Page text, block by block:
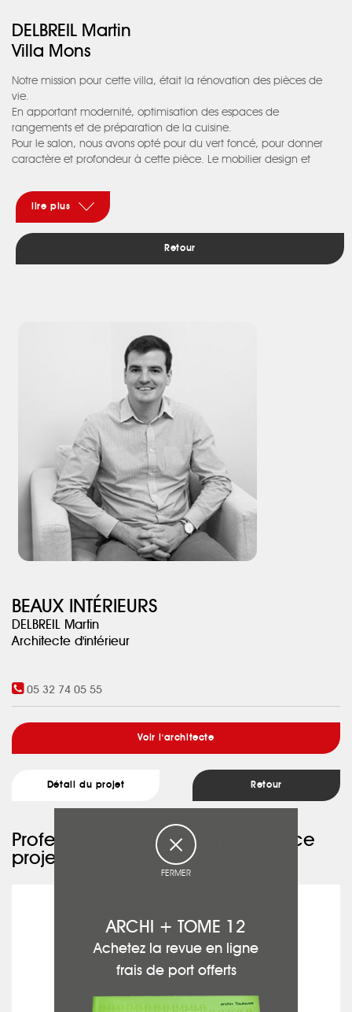
DELBREIL Martin
Villa Mons
Notre mission pour cette villa, était la rénovation des pièces de
vie.
En apportant modernité, optimisation des espaces de
rangements et de préparation de la cuisine.
Pour le salon, nous avons opté pour du vert foncé, pour donner
caractère et profondeur à cette pièce. Le mobilier design et
de vie. Les sols entièrement changés, avec du carrelage effet bois
côté salon et effet marbre dans la cuisine, apportent clarté,
modernité et praticité.
La cuisine est travaillée dans la longueur.
D’un côté un grand plan de travail, des rangements bas et un
Nous avons profité de la profondeur de ces caissons pour créer
une niche, accueillant un espace repas, mise en valeur par cette
couleur jaune, apportant peps et gaieté.
lire plus
Retour
BEAUX INTÉRIEURS
DELBREIL Martin
Architecte d'intérieur
05 32 74 05 55
Voir l'architecte
Détail du projet Retour
Professionnels ayant participé à ce
projet :
FERMER
ARCHI + TOME 12
Achetez la revue en ligne
frais de port offerts